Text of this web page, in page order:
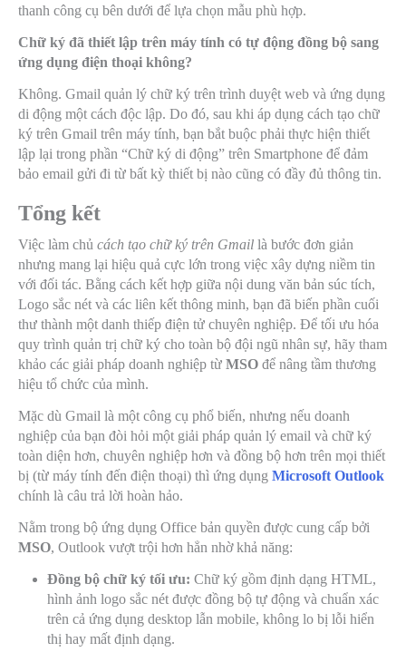
thanh công cụ bên dưới để lựa chọn mẫu phù hợp.
Chữ ký đã thiết lập trên máy tính có tự động đồng bộ sang
ứng dụng điện thoại không?
Không. Gmail quản lý chữ ký trên trình duyệt web và ứng dụng
di động một cách độc lập. Do đó, sau khi áp dụng cách tạo chữ
ký trên Gmail trên máy tính, bạn bắt buộc phải thực hiện thiết
lập lại trong phần “Chữ ký di động” trên Smartphone để đảm
bảo email gửi đi từ bất kỳ thiết bị nào cũng có đầy đủ thông tin.
Tổng kết
Việc làm chủ cách tạo chữ ký trên Gmail là bước đơn giản
nhưng mang lại hiệu quả cực lớn trong việc xây dựng niềm tin
với đối tác. Bằng cách kết hợp giữa nội dung văn bản súc tích,
Logo sắc nét và các liên kết thông minh, bạn đã biến phần cuối
thư thành một danh thiếp điện tử chuyên nghiệp. Để tối ưu hóa
quy trình quản trị chữ ký cho toàn bộ đội ngũ nhân sự, hãy tham
khảo các giải pháp doanh nghiệp từ MSO để nâng tầm thương
hiệu tổ chức của mình.
Mặc dù Gmail là một công cụ phổ biến, nhưng nếu doanh
nghiệp của bạn đòi hỏi một giải pháp quản lý email và chữ ký
toàn diện hơn, chuyên nghiệp hơn và đồng bộ hơn trên mọi thiết
bị (từ máy tính đến điện thoại) thì ứng dụng Microsoft Outlook
chính là câu trả lời hoàn hảo.
Nằm trong bộ ứng dụng Office bản quyền được cung cấp bởi
MSO, Outlook vượt trội hơn hẳn nhờ khả năng:
Đồng bộ chữ ký tối ưu: Chữ ký gồm định dạng HTML,
hình ảnh logo sắc nét được đồng bộ tự động và chuẩn xác
trên cả ứng dụng desktop lẫn mobile, không lo bị lỗi hiển
thị hay mất định dạng.